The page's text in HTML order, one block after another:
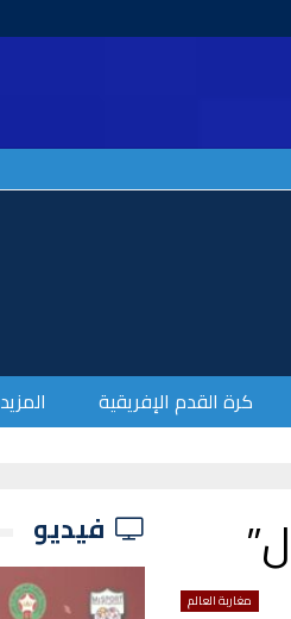
كرة القدم الإفريقية المزيد
مغاربة العالم
فيديو